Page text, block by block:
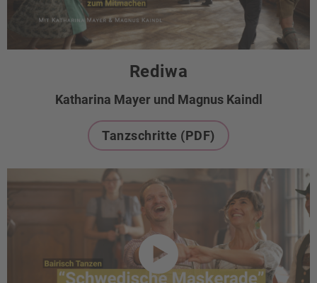
Rediwa
Katharina Mayer und Magnus Kaindl
Tanzschritte (PDF)